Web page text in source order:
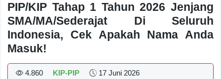
PIP/KIP Tahap 1 Tahun 2026 Jenjang
SMA/MA/Sederajat Di Seluruh
Indonesia, Cek Apakah Nama Anda
Masuk!
4.860 KIP-PIP 17 Juni 2026